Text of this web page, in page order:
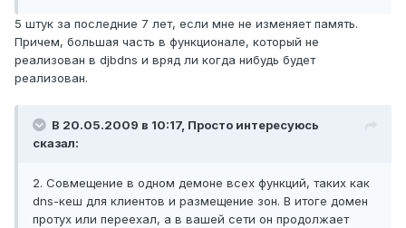
5 штук за последние 7 лет, если мне не изменяет память.
Причем, большая часть в функционале, который не
реализован в djbdns и вряд ли когда нибудь будет
реализован.
В 20.05.2009 в 10:17, Просто интересуюсь
сказал:
2. Совмещение в одном демоне всех функций, таких как
dns-кеш для клиентов и размещение зон. В итоге домен
протух или переехал, а в вашей сети он продолжает